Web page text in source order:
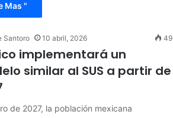
Mas "
Santoro 10 abril, 2026 49
implementará un
similar al SUS a partir de
de 2027, la población mexicana